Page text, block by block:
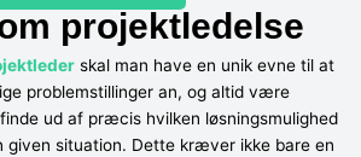
projektledelse
skal man have en unik evne til at
problemstillinger an, og altid være
ud af præcis hvilken løsningsmulighed
given situation. Dette kræver ikke bare en